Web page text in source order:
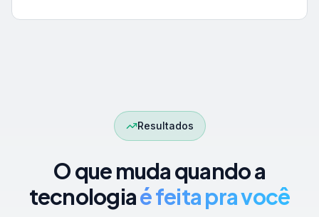
Resultados
O que muda quando a
tecnologiaé feita pra você